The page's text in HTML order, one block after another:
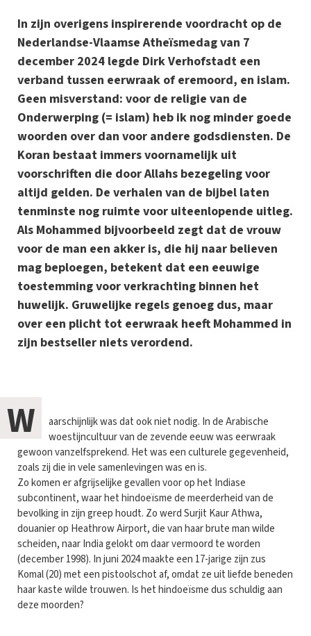
In zijn overigens inspirerende voordracht op de
Nederlandse-Vlaamse Atheïsmedag van 7
december 2024 legde Dirk Verhofstadt een
verband tussen eerwraak of eremoord, en islam.
Geen misverstand: voor de religie van de
Onderwerping (= islam) heb ik nog minder goede
woorden over dan voor andere godsdiensten. De
Koran bestaat immers voornamelijk uit
voorschriften die door Allahs bezegeling voor
altijd gelden. De verhalen van de bijbel laten
tenminste nog ruimte voor uiteenlopende uitleg.
Als Mohammed bijvoorbeeld zegt dat de vrouw
voor de man een akker is, die hij naar believen
mag beploegen, betekent dat een eeuwige
toestemming voor verkrachting binnen het
huwelijk. Gruwelijke regels genoeg dus, maar
over een plicht tot eerwraak heeft Mohammed in
zijn bestseller niets verordend.
W
aarschijnlijk was dat ook niet nodig. In de Arabische
woestijncultuur van de zevende eeuw was eerwraak
gewoon vanzelfsprekend. Het was een culturele gegevenheid,
zoals zij die in vele samenlevingen was en is.
Zo komen er afgrijselijke gevallen voor op het Indiase
subcontinent, waar het hindoeïsme de meerderheid van de
bevolking in zijn greep houdt. Zo werd Surjit Kaur Athwa,
douanier op Heathrow Airport, die van haar brute man wilde
scheiden, naar India gelokt om daar vermoord te worden
(december 1998). In juni 2024 maakte een 17-jarige zijn zus
Komal (20) met een pistoolschot af, omdat ze uit liefde beneden
haar kaste wilde trouwen. Is het hindoeïsme dus schuldig aan
deze moorden?